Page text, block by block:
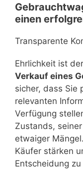
einen
Transparente
Ehrlichkeit ist
Verkauf eines
sicher, dass Sie
relevanten
Verfügung
Zustands,
etwaiger
Käufer stärken
Entscheidung